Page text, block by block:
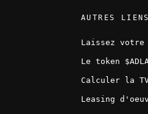
AUTRES LIENS
Laissez votre
Le token
Calculer la
Leasing